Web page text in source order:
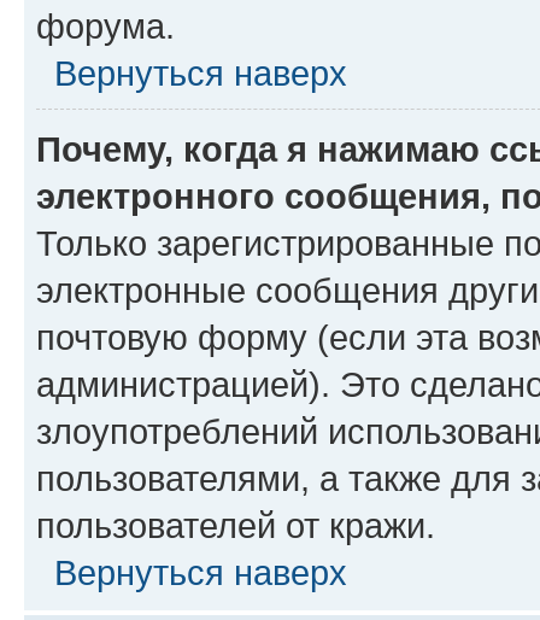
форума.
Вернуться наверх
Почему, когда я нажимаю
электронного сообщения,
Только зарегистрированные
электронные сообщения
почтовую форму (если эта
администрацией). Это
злоупотреблений
пользователями, а также для
пользователей от кражи.
Вернуться наверх